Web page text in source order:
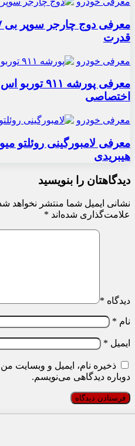
قدرت
معرفی خودرو
معرفی پورشه
اختصاصی
معرفی خودرو
هیبریدی
دیدگاهتان را بنویسید
نشانی ایمیل شما منتشر نخواهد
علامت‌گذاری شده‌اند *
دیدگاه *
نام *
ایمیل *
ذخیره نام، ایمیل و وبسایت
دوباره دیدگاهی می‌نویسم.